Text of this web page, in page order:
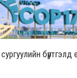
бүртгэлд